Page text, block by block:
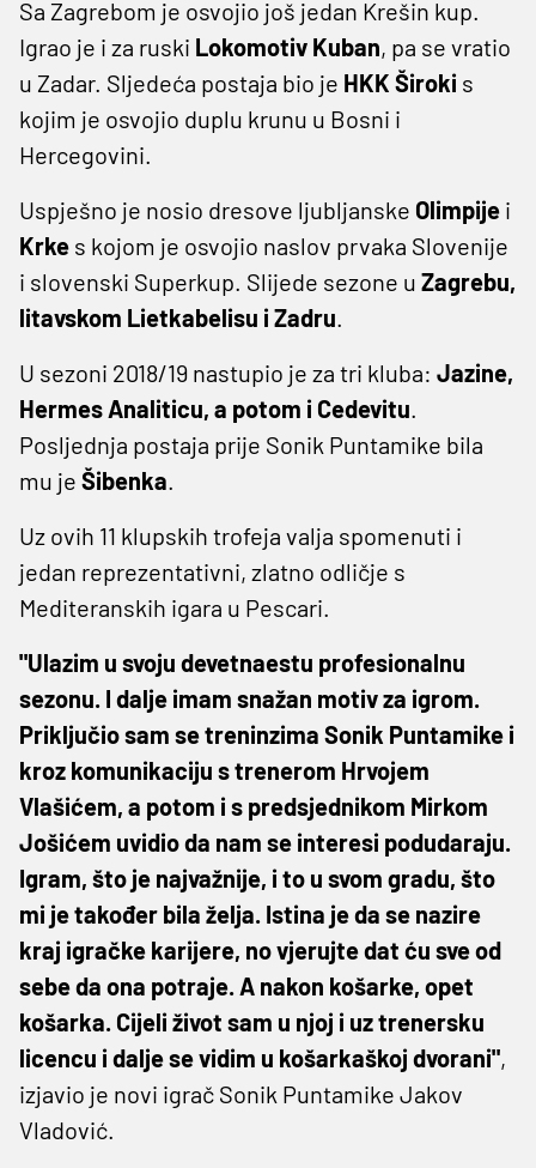
Sa Zagrebom je osvojio još jedan Krešin kup.
Igrao je i za ruski Lokomotiv Kuban, pa se vratio
u Zadar. Sljedeća postaja bio je HKK Široki s
kojim je osvojio duplu krunu u Bosni i
Hercegovini.
Uspješno je nosio dresove ljubljanske Olimpije i
Krke s kojom je osvojio naslov prvaka Slovenije
i slovenski Superkup. Slijede sezone u Zagrebu,
litavskom Lietkabelisu i Zadru.
U sezoni 2018/19 nastupio je za tri kluba: Jazine,
Hermes Analiticu, a potom i Cedevitu.
Posljednja postaja prije Sonik Puntamike bila
mu je Šibenka.
Uz ovih 11 klupskih trofeja valja spomenuti i
jedan reprezentativni, zlatno odličje s
Mediteranskih igara u Pescari.
"Ulazim u svoju devetnaestu profesionalnu
sezonu. I dalje imam snažan motiv za igrom.
Priključio sam se treninzima Sonik Puntamike i
kroz komunikaciju s trenerom Hrvojem
Vlašićem, a potom i s predsjednikom Mirkom
Jošićem uvidio da nam se interesi podudaraju.
Igram, što je najvažnije, i to u svom gradu, što
mi je također bila želja. Istina je da se nazire
kraj igračke karijere, no vjerujte dat ću sve od
sebe da ona potraje. A nakon košarke, opet
košarka. Cijeli život sam u njoj i uz trenersku
licencu i dalje se vidim u košarkaškoj dvorani",
izjavio je novi igrač Sonik Puntamike Jakov
Vladović.